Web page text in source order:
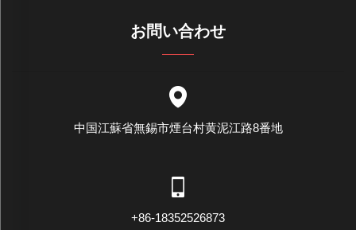
お問い合わせ
中国江蘇省無錫市煙台村黄泥江路8番地
+86-18352526873